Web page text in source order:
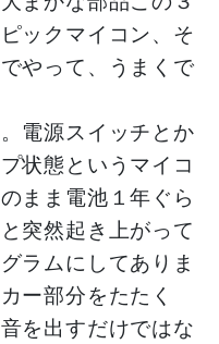
ックマイコン、そ
やって、うまくで
電源スイッチとか
状態というマイコ
まま電池１年ぐら
突然起き上がって
ラムにしてありま
ー部分をたたく
を出すだけではな